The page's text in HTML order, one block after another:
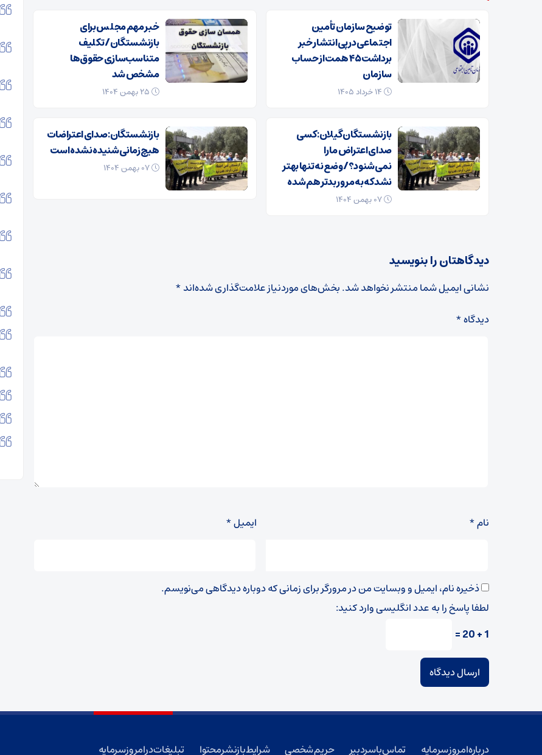
توضیح سازمان تأمین
اجتماعی در پی انتشار خبر
برداشت ۴۵ همت از حساب
سازمان
خبر مهم مجلس برای
بازنشستگان/ تکلیف
متناسب‌سازی حقوق‌ها
مشخص شد
بازنشستگان گیلان: کسی
صدای اعتراض ما را
نمی‌شنود؟/ وضع نه تنها بهتر
نشد که به مرور بدتر هم شده
بازنشستگان: صدای اعتراضات
هیچ زمانی شنیده نشده است
۰۷ بهمن ۱۴۰۴
دیدگاهتان را بنویسید
نشانی ایمیل شما منتشر نخواهد شد.بخش‌های موردنیاز علامت‌گذاری شده‌اند*
دیدگاه*
نام* ایمیل*
ذخیره نام، ایمیل و وبسایت من در مرورگر برای زمانی که دوباره دیدگاهی می‌نویسم.
لطفا پاسخ را به عدد انگلیسی وارد کنید:
1 + 20 =
درباره امروز سرمایه تماس با سردبیر حریم شخصی شرایط بازنشر محتوا تبلیغات در امروز سرمایه